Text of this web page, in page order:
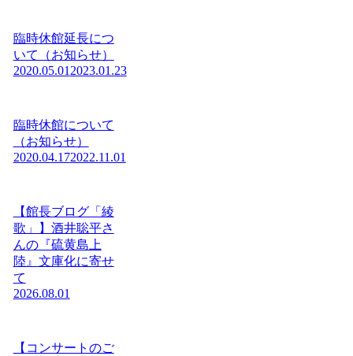
臨時休館延長につ
いて（お知らせ）
2020.05.01 2023.01.23
臨時休館について
（お知らせ）
2020.04.172022.11.01
【館長ブログ「綾
歌」】酒井聡平さ
んの『硫黄島上
陸』文庫化に寄せ
て
2026.08.01
【コンサートのご